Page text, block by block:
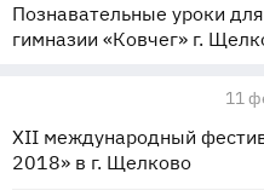
Познавательные уроки
гимназии «Ковчег» г.
11
ХII международный
2018» в г. Щелково